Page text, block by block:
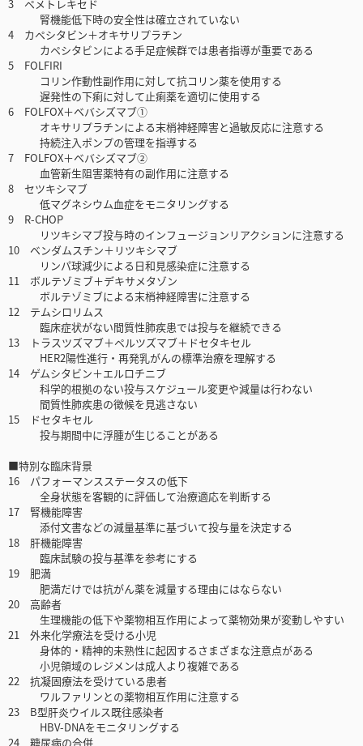
3 ペメトレキセド
腎機能低下時の安全性は確立されていない
4 カペシタビン＋オキサリプラチン
カペシタビンによる手足症候群では患者指導が重要である
5 FOLFIRI
コリン作動性副作用に対して抗コリン薬を使用する
遅発性の下痢に対して止痢薬を適切に使用する
6 FOLFOX＋ベバシズマブ①
オキサリプラチンによる末梢神経障害と過敏反応に注意する
持続注入ポンプの管理を指導する
7 FOLFOX＋ベバシズマブ②
血管新生阻害薬特有の副作用に注意する
8 セツキシマブ
低マグネシウム血症をモニタリングする
9 R-CHOP
リツキシマブ投与時のインフュージョンリアクションに注意する
10 ベンダムスチン＋リツキシマブ
リンパ球減少による日和見感染症に注意する
11 ボルテゾミブ＋デキサメタゾン
ボルテゾミブによる末梢神経障害に注意する
12 テムシロリムス
臨床症状がない間質性肺疾患では投与を継続できる
13 トラスツズマブ＋ペルツズマブ＋ドセタキセル
HER2陽性進行・再発乳がんの標準治療を理解する
14 ゲムシタビン＋エルロチニブ
科学的根拠のない投与スケジュール変更や減量は行わない
間質性肺疾患の徴候を見逃さない
15 ドセタキセル
投与期間中に浮腫が生じることがある
■特別な臨床背景
16 パフォーマンスステータスの低下
全身状態を客観的に評価して治療適応を判断する
17 腎機能障害
添付文書などの減量基準に基づいて投与量を決定する
18 肝機能障害
臨床試験の投与基準を参考にする
19 肥満
肥満だけでは抗がん薬を減量する理由にはならない
20 高齢者
生理機能の低下や薬物相互作用によって薬物効果が変動しやすい
21 外来化学療法を受ける小児
身体的・精神的未熟性に起因するさまざまな注意点がある
小児領域のレジメンは成人より複雑である
22 抗凝固療法を受けている患者
ワルファリンとの薬物相互作用に注意する
23 B型肝炎ウイルス既往感染者
HBV-DNAをモニタリングする
24 糖尿病の合併